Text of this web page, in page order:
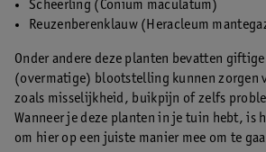
Scheerling (Conium maculatum)
Reuzenberenklauw (Heracleum
Onder andere deze planten bevatten
(overmatige) blootstelling kunnen zorgen
zoals misselijkheid, buikpijn of zelfs
Wanneer je deze planten in je tuin hebt, is
om hier op een juiste manier mee om te